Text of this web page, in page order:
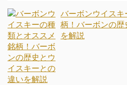
バーボンウイス
柄！バーボンの
を解説